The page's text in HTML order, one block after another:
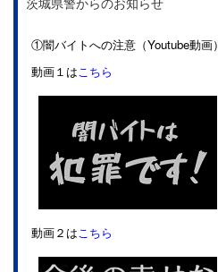
①闇バイトへの注意（Youtube動画）
動画１は こちら
動画２は こちら